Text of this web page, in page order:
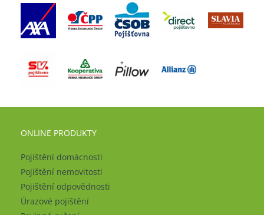
ONLINE PRODUKTY
Pojištění domácnosti
Pojištění nemovitosti
Pojištění odpovědnosti
Úrazové pojištění